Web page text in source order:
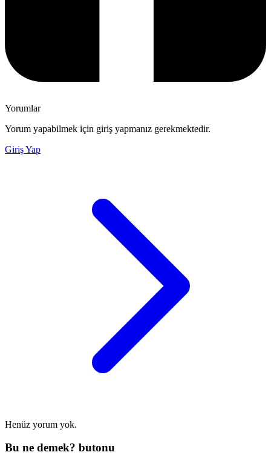
Yorumlar
Yorum yapabilmek için giriş yapmanız gerekmektedir.
Giriş Yap
Henüz yorum yok.
Bu ne demek? butonu